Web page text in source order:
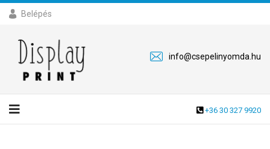
Belépés
info@csepelinyomda.hu
+36 30 327 9920